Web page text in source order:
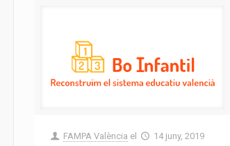
FAMPA València el 14 juny, 2019